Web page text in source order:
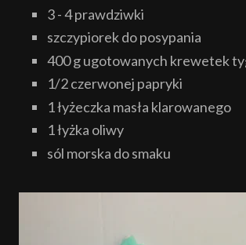
3 - 4 prawdziwki
szczypiorek do posypania
400 g ugotowanych krewetek
1/2 czerwonej papryki
1 łyżeczka masła klarowanego
1 łyżka oliwy
sól morska do smaku